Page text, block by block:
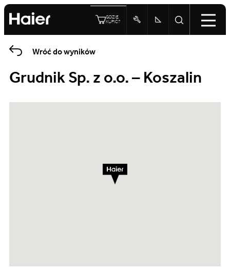
GDZIE
KUPIĆ?
Wróć do wyników
Grudnik Sp. z o.o. – Koszalin